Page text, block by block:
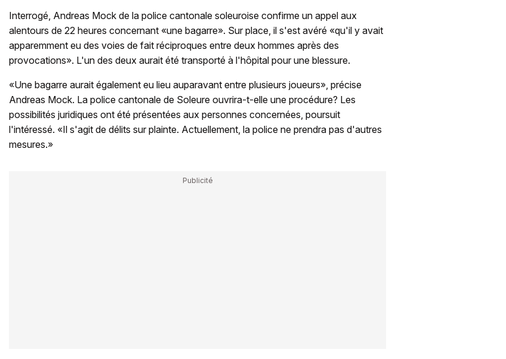
Interrogé, Andreas Mock de la police cantonale soleuroise confirme un appel aux
alentours de 22 heures concernant «une bagarre». Sur place, il s'est avéré «qu'il y avait
apparemment eu des voies de fait réciproques entre deux hommes après des
provocations». L'un des deux aurait été transporté à l'hôpital pour une blessure.
«Une bagarre aurait également eu lieu auparavant entre plusieurs joueurs», précise
Andreas Mock. La police cantonale de Soleure ouvrira-t-elle une procédure? Les
possibilités juridiques ont été présentées aux personnes concernées, poursuit
l'intéressé. «Il s'agit de délits sur plainte. Actuellement, la police ne prendra pas d'autres
mesures.»